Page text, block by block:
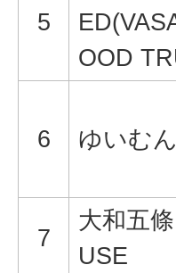
5
OOD
6 ゆいむん
7
大和五
USE